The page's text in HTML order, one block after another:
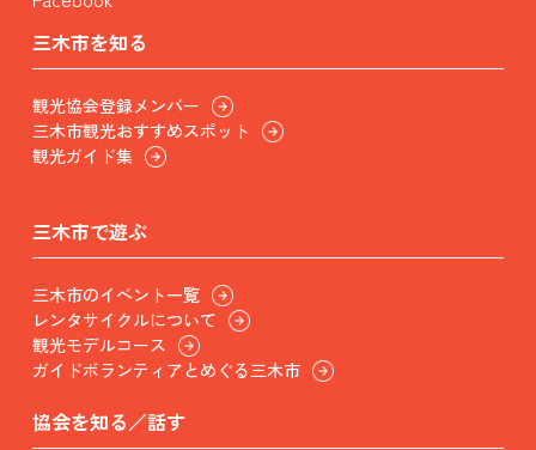
三木市を知る
観光協会登録メンバー
三木市観光おすすめスポット
観光ガイド集
三木市で遊ぶ
三木市のイベント一覧
レンタサイクルについて
観光モデルコース
ガイドボランティアとめぐる三木市
協会を知る／話す